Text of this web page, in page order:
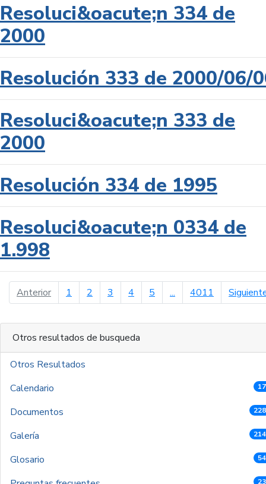
Resoluci&oacute;n 334 de
2000
Resolución 333 de 2000/06/
Resoluci&oacute;n 333 de
2000
Resolución 334 de 1995
Resoluci&oacute;n 0334 de
1.998
Anteriorpágina anterior
1 2 3 4 5 ... 4011
Otros resultados de busqueda
Otros Resultados
Calendario
Documentos
Galería
Glosario